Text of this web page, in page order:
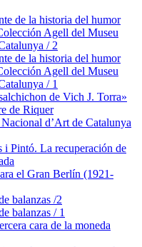
de la historia del humor
Agell del Museu
/ 2
de la historia del humor
Agell del Museu
/ 1
de Vich J. Torra»
de Riquer
d’Art de Catalunya
i Pintó. La recuperación de
el Gran Berlín (1921-
balanzas /2
balanzas / 1
cara de la moneda